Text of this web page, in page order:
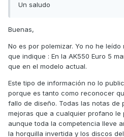
Un saludo
Buenas,
No es por polemizar. Yo no he
que indique : En la AK550 Euro 5
que en el modelo actual.
Este tipo de información no lo
porque es tanto como reconocer
fallo de diseño. Todas las notas de
mejoras que a cualquier profano le
aunque toda la competencia lleve
la horquilla invertida y los discos